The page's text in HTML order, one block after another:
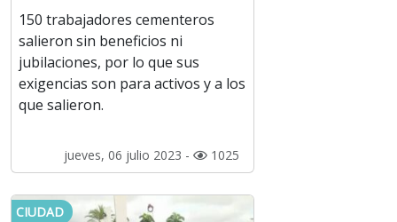
150 trabajadores cementeros
salieron sin beneficios ni
jubilaciones, por lo que sus
exigencias son para activos y a los
que salieron.
jueves, 06 julio 2023 - 1025
CIUDAD